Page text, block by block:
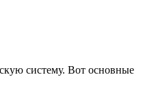
систему. Вот основные